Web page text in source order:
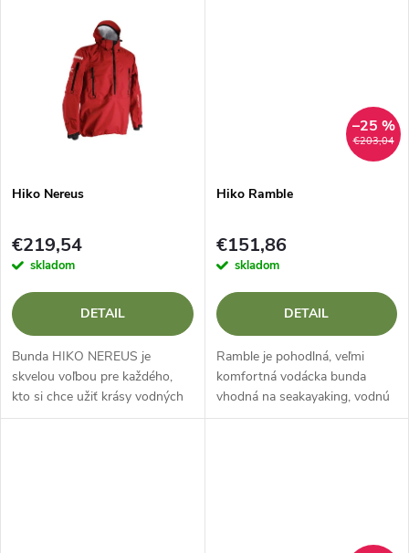
v
Hiko Nereus
€219,54
skladom
DETAIL
Bunda HIKO NEREUS je
skvelou voľbou pre každého,
kto si chce užiť krásy vodných
športov bez toho, aby sa musel
€203,04
–25 %
Hiko Ramble
€151,86
skladom
DETAIL
Ramble je pohodlná, veľmi
komfortná vodácka bunda
vhodná na seakayaking, vodnú
turistiku a canyoning.